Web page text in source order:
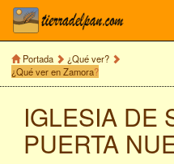
Portada
¿Qué ver?
¿Qué ver en Zamora?
IGLESIA DE
PUERTA